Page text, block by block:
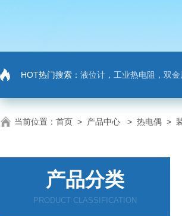
HOT热门搜索： 液位计，工业热电阻，双
当前位置： 首页 > 产品中心 > 热电偶 >
产品分类
PRODUCT CLASSIFICATION